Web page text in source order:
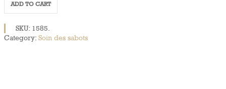
ADD TO CART
SKU: 1585.
Category: Soin des sabots